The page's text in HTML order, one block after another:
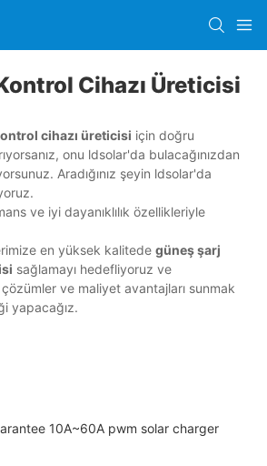
Cihazı Üreticisi
cihazı üreticisi için doğru
onu ldsolar'da bulacağınızdan
Aradığınız şeyin ldsolar'da
ve iyi dayanıklılık özellikleriyle
en yüksek kalitede güneş şarj
sağlamayı hedefliyoruz ve
ve maliyet avantajları sunmak
yapacağız.